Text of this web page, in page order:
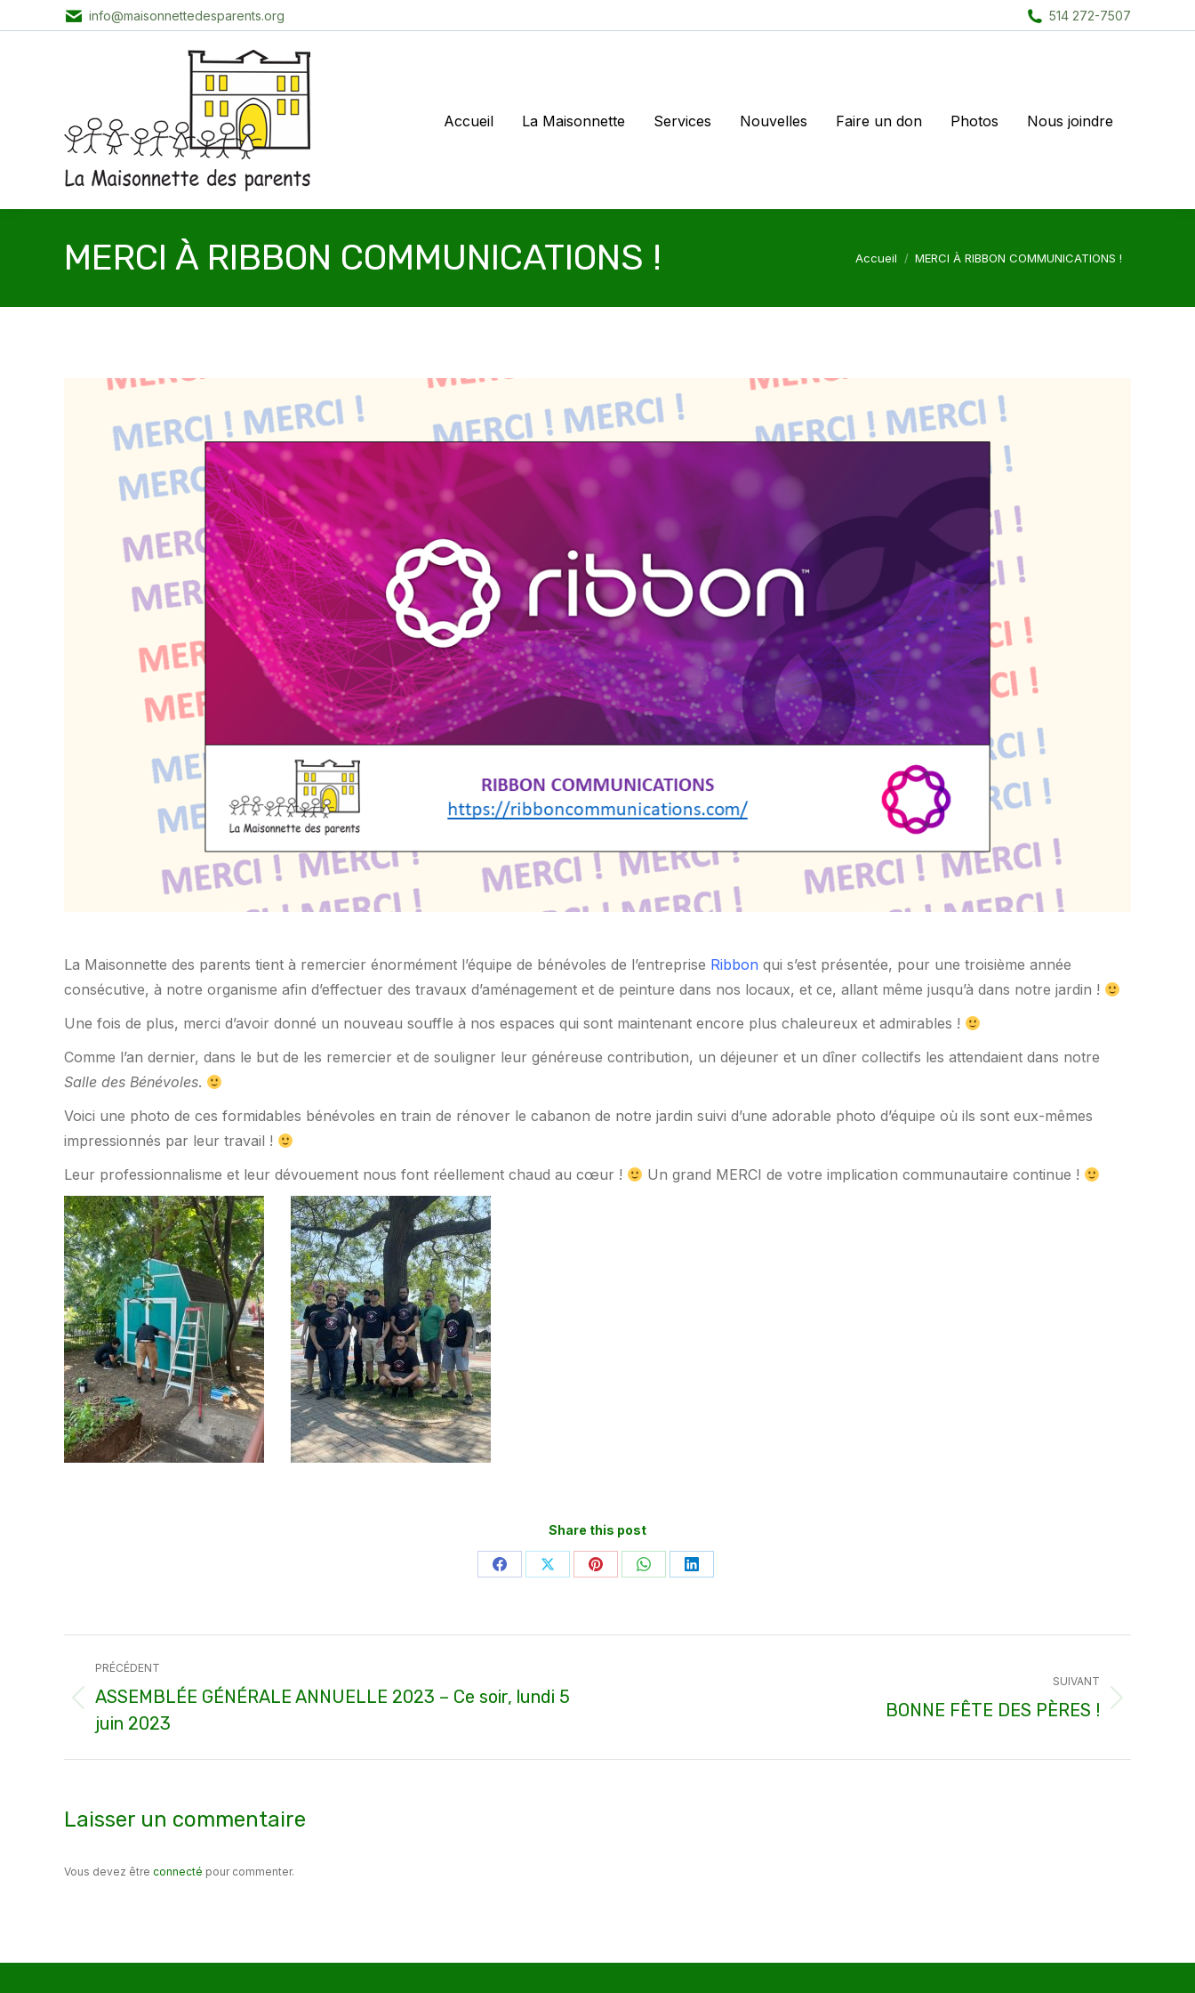
info@maisonnettedesparents.org 514 272-7507
Accueil La Maisonnette Services Nouvelles Faire un don Photos Nous joindre
MERCI À RIBBON COMMUNICATIONS ! Vous êtes ici :
Accueil MERCI À RIBBON COMMUNICATIONS !
La Maisonnette des parents tient à remercier énormément l’équipe de bénévoles de l’entreprise Ribbon qui s’est présentée, pour une troisième année
consécutive, à notre organisme afin d’effectuer des travaux d’aménagement et de peinture dans nos locaux, et ce, allant même jusqu’à dans notre jardin !
Une fois de plus, merci d’avoir donné un nouveau souffle à nos espaces qui sont maintenant encore plus chaleureux et admirables !
Comme l’an dernier, dans le but de les remercier et de souligner leur généreuse contribution, un déjeuner et un dîner collectifs les attendaient dans notre
Salle des Bénévoles.
Voici une photo de ces formidables bénévoles en train de rénover le cabanon de notre jardin suivi d’une adorable photo d’équipe où ils sont eux-mêmes
impressionnés par leur travail !
Leur professionnalisme et leur dévouement nous font réellement chaud au cœur !
Un grand MERCI de votre implication communautaire continue !
Share this post
PartagerPartagerPartagerPartagerPartager
Navigation
article
PRÉCÉDENT
Article
précédent
:
ASSEMBLÉE GÉNÉRALE ANNUELLE 2023 – Ce soir, lundi 5
juin 2023
SUIVANT
:
BONNE FÊTE DES PÈRES !
Laisser un commentaire
Vous devez être connecté pour commenter.